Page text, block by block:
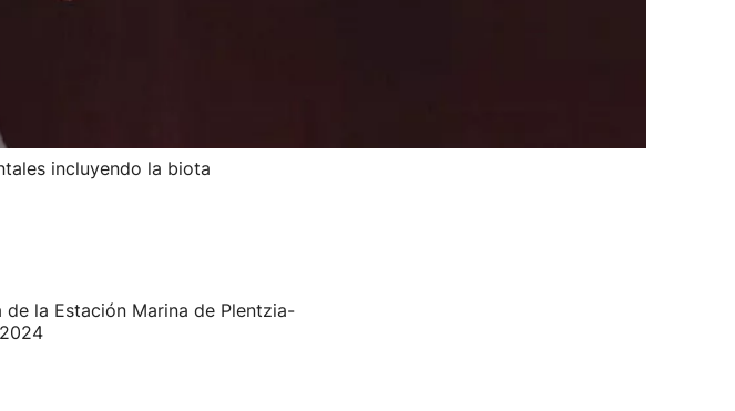
incluyendo la biota
la Estación Marina de Plentzia-